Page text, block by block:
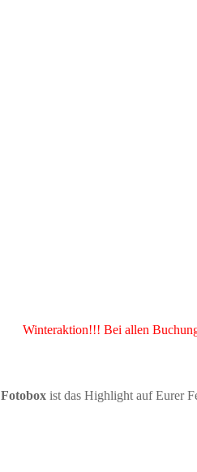
Winteraktion!!! Bei allen
Fotobox ist das Highlight auf Eurer